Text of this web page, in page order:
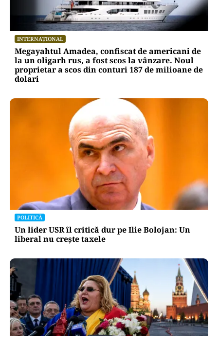
INTERNAȚIONAL
Megayahtul Amadea, confiscat de americani de
la un oligarh rus, a fost scos la vânzare. Noul
proprietar a scos din conturi 187 de milioane de
dolari
POLITICĂ
Un lider USR îl critică dur pe Ilie Bolojan: Un
liberal nu crește taxele